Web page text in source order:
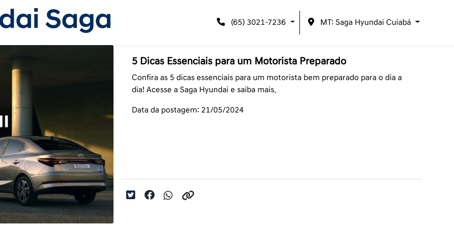
(65) 3021-7236 MT: Saga Hyundai Cuiabá
5 Dicas Essenciais para um Motorista Preparado
Confira as 5 dicas essenciais para um motorista bem preparado para o dia a
dia! Acesse a Saga Hyundai e saiba mais.
Data da postagem: 21/05/2024